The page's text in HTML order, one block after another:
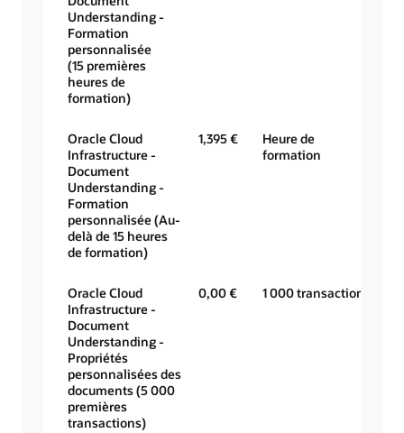
Understanding -
Formation
personnalisée
(15 premières
heures de
formation)
Oracle Cloud
Infrastructure -
Document
Understanding -
Formation
personnalisée (Au-
delà de 15 heures
de formation)
1,395 €
Heure de
formation
Oracle Cloud
Infrastructure -
Document
Understanding -
Propriétés
personnalisées des
documents (5 000
premières
transactions)
0,00 € 1 000 transactions